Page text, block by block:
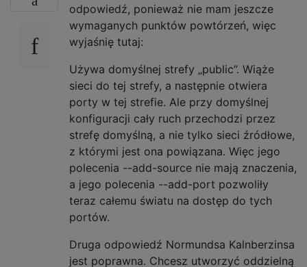
odpowiedź, ponieważ nie mam jeszcze
wymaganych punktów powtórzeń, więc
wyjaśnię tutaj:
Używa domyślnej strefy „public”. Wiąże
sieci do tej strefy, a następnie otwiera
porty w tej strefie. Ale przy domyślnej
konfiguracji cały ruch przechodzi przez
strefę domyślną, a nie tylko sieci źródłowe,
z którymi jest ona powiązana. Więc jego
polecenia --add-source nie mają znaczenia,
a jego polecenia --add-port pozwoliły
teraz całemu światu na dostęp do tych
portów.
Druga odpowiedź Normundsa Kalnberzinsa
jest poprawna. Chcesz utworzyć oddzielną